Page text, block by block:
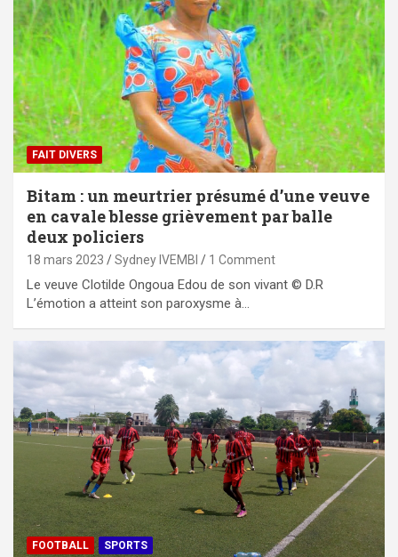
FAIT DIVERS
Bitam : un meurtrier présumé d’une veuve
en cavale blesse grièvement par balle
deux policiers
18 mars 2023 Sydney IVEMBI 1 Comment
Le veuve Clotilde Ongoua Edou de son vivant © D.R
L’émotion a atteint son paroxysme à…
FOOTBALL SPORTS